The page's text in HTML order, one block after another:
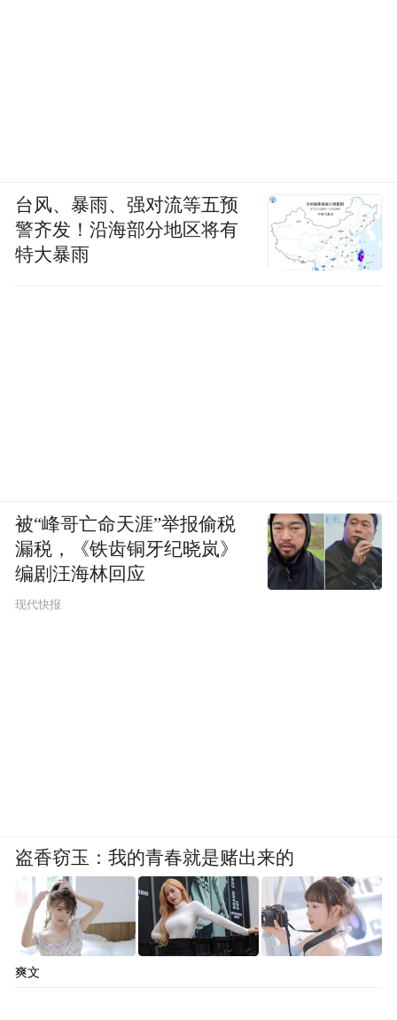
台风、暴雨、强对流等五预
警齐发！沿海部分地区将有
特大暴雨
被“峰哥亡命天涯”举报偷税
漏税，《铁齿铜牙纪晓岚》
编剧汪海林回应
现代快报
盗香窃玉：我的青春就是赌出来的
爽文